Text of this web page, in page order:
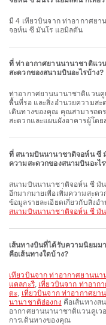
มี 4 เที่ยวบินจาก ท่าอากาศยานนานาชาติแวนคูเวอร์ ไปยัง สนามบินนานาชาติ
จอห์น ซี มันโร แฮมิลตัน
ที่ ท่าอากาศยานนานาชาติแว
สะดวกของสนามบินอะไรบ้าง?
ท่าอากาศยานนานาชาติแวนคูเวอร์ มี โรงแรมสนามบิน, บริการธนาคาร/ATM,
พื้นที่รอ และสิ่งอำนวยความสะ
เดินทางของคุณ คุณสามารถต
สะดวกและแผนผังอาคารผู้โด
ที่ สนามบินนานาชาติจอห์น ซี
ความสะดวกของสนามบินอะไ
สนามบินนานาชาติจอห์น ซี มันโร แฮมิลตัน มี และสิ่งอำนวยความสะดวกอื่น ๆ
อีกมากมายเพื่อเพิ่มความสะด
ข้อมูลรายละเอียดเกี่ยวกับสิ่งอ
สนามบินนานาชาติจอห์น ซี มั
เส้นทางบินที่ได้รับความนิยมม
คือเส้นทางใดบ้าง?
เที่ยวบินจาก ท่าอากาศยานนานาชาติแวนคูเวอร์ ไปยัง ท่าอากาศยานนานาชาติ
แคลกะรี, เที่ยวบินจาก ท่าอาก
ตะ, เที่ยวบินจาก ท่าอากาศยา
นานาชาติฮ่องกง คือเส้นทางส
อากาศยานนานาชาติแวนคูเว
การเดินทางของคุณ